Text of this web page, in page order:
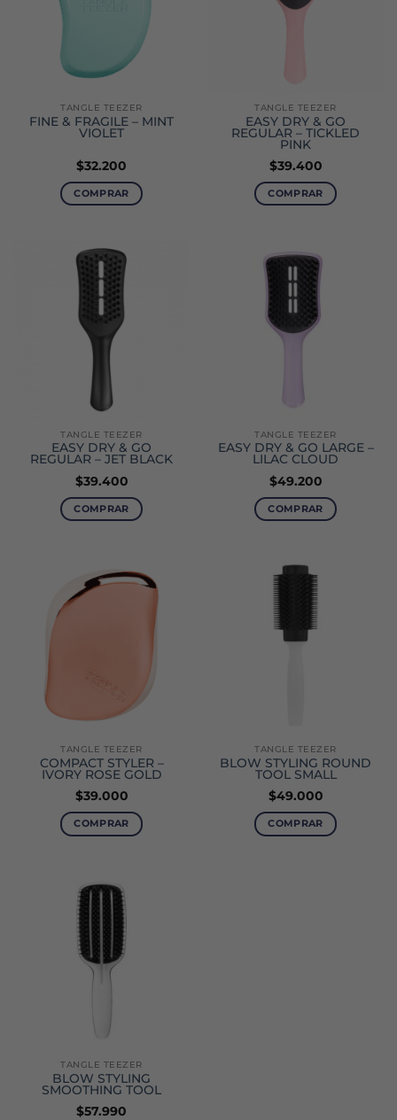
TANGLE TEEZER
FINE & FRAGILE – MINT
VIOLET
$32.200
COMPRAR
TANGLE TEEZER
EASY DRY & GO
REGULAR – TICKLED
PINK
$39.400
COMPRAR
TANGLE TEEZER
EASY DRY & GO
REGULAR – JET BLACK
$39.400
COMPRAR
TANGLE TEEZER
EASY DRY & GO LARGE –
LILAC CLOUD
$49.200
COMPRAR
TANGLE TEEZER
COMPACT STYLER –
IVORY ROSE GOLD
$39.000
COMPRAR
TANGLE TEEZER
BLOW STYLING ROUND
TOOL SMALL
$49.000
COMPRAR
TANGLE TEEZER
BLOW STYLING
SMOOTHING TOOL
$57.990